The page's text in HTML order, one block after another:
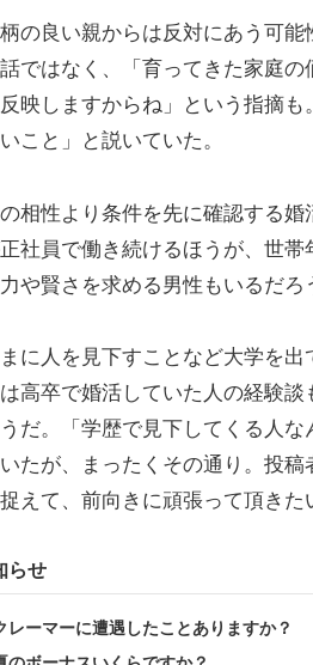
の良い親からは反対にあう可
ではなく、「育ってきた家庭
映しますからね」という指摘
こと」と説いていた。
相性より条件を先に確認する
社員で働き続けるほうが、世
や賢さを求める男性もいるだろ
に人を見下すことなど大学を
高卒で婚活していた人の経験
だ。「学歴で見下してくる人
たが、まったくその通り。投
えて、前向きに頑張って頂きた
らせ
レーマーに遭遇したことありますか？